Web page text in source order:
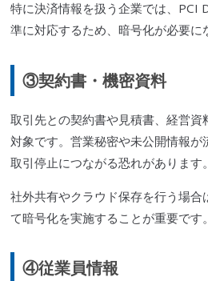
特に決済情報を扱う企業では、PCI
準に対応するため、暗号化が必要に
③契約書・機密資料
取引先との契約書や見積書、経営
対象です。営業秘密や未公開情報
取引停止につながる恐れがあります。
社外共有やクラウド保存を行う場
て暗号化を実施することが重要です。
④従業員情報